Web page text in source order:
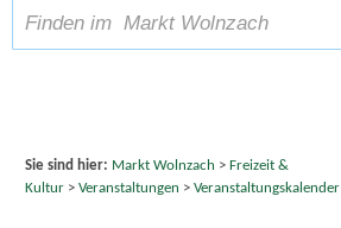
Schriftgröße A A A
Sie sind hier: Markt Wolnzach > Freizeit &
Kultur> Veranstaltungen > Veranstaltungskalender